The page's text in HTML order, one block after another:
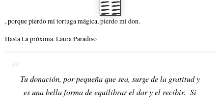
, porque pierdo mi tortuga mágica, pierdo mi don.
Hasta La próxima. Laura Paradiso
Tu donación, por pequeña que sea, surge de la gratitud y
es una bella forma de equilibrar el dar y el recibir. Si